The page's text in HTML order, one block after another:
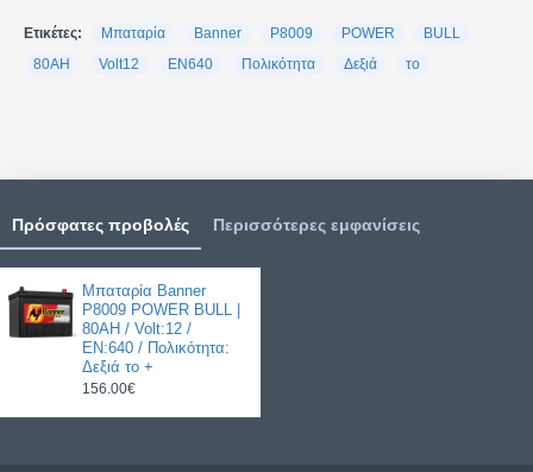
Ετικέτες: Μπαταρία Banner P8009 POWER
BULL
80AH
Volt12 EN640 Πολικότητα Δεξιά το
Πρόσφατες προβολές Περισσότερες εμφανίσεις
Μπαταρία Banner
P8009 POWER BULL |
80AH / Volt:12 /
EN:640 / Πολικότητα:
Δεξιά το +
156.00€